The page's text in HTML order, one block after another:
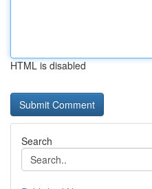
HTML is disabled
Search